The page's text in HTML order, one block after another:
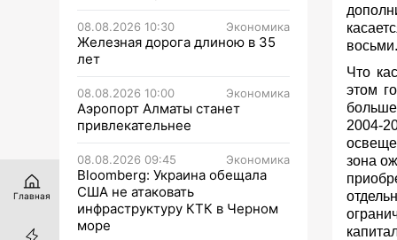
08.08.2026 10:30 Экономика
Железная дорога длиною в 35
лет
08.08.2026 10:00 Экономика
Аэропорт Алматы станет
привлекательнее
08.08.2026 09:45 Экономика
Bloomberg: Украина обещала
США не атаковать
инфраструктуру КТК в Черном
море
Что
этом
2004-
зона
Главная